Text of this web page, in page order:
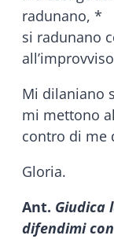
radunano, *
si radunano
Mi dilaniano
mi mettono
contro di me
Gloria.
Ant. Giudica
difendimi